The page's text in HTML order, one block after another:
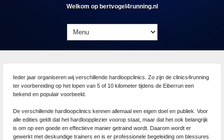
Welkom op bertvogel4running.nl
Ieder jaar organiseren wij verschillende hardloopclinics. Zo zijn de clinics4running
ter voorbereiding op het lopen van 5 of 10 kilometer tijdens de Eiberrun een
bekend en populair voorbeeld.
De verschillende hardloopclinics kennen allemaal een eigen doel en publiek. Voor
alle edities geldt dat het hardloopplezier voorop staat, maar dat het ook belangrijk
is om op een goede en effectieve manier getraind wordt. Daarom wordt er
gewerkt met deskundige trainers en is er professionele begeleiding om blessures